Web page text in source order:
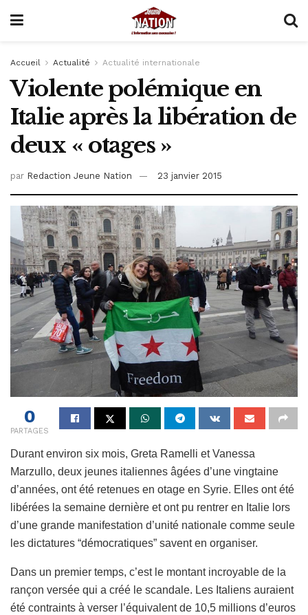
Accueil Actualité Actualité internationale
Violente polémique en
Italie après la libération de
deux « otages »
par Redaction Jeune Nation 23 janvier 2015
0
PARTAGES
Durant environ six mois, Greta Ramelli et Vanessa
Marzullo, deux jeunes italiennes âgées d’une vingtaine
d’années, ont été retenues en otage en Syrie. Elles ont été
libérées la semaine dernière et ont pu rentrer en Italie lors
d’une grande manifestation d’unité nationale comme seule
les dictatures “démocratiques” savent en organiser.
Dans un premier temps, c’est le montant incroyable de la
rançon versée qui a créé le scandale. Les Italiens auraient
été contraints à verser l’équivalent de 10,5 millions d’euros